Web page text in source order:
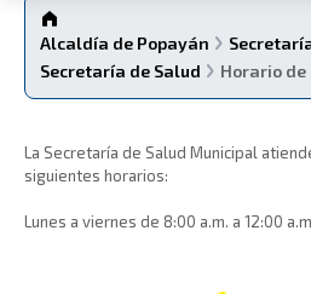
Alcaldía de Popayán
Secretaría de Salud
Horario
La Secretaría de Salud Municipal
siguientes horarios:
Lunes a viernes de 8:00 a.m. a 12:00